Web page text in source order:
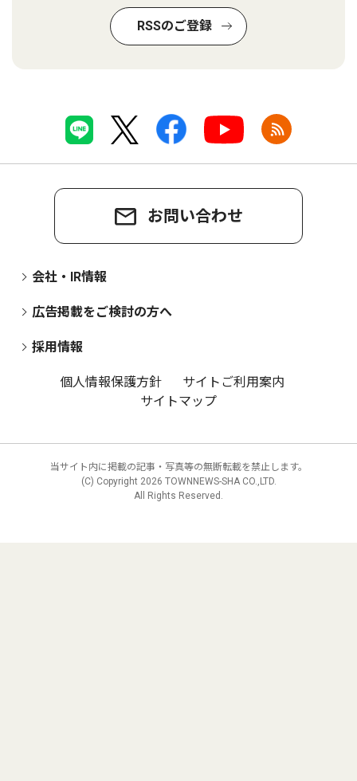
RSSのご登録
お問い合わせ
会社・IR情報
広告掲載をご検討の方へ
採用情報
個人情報保護方針
サイトご利用案内
サイトマップ
当サイト内に掲載の記事・写真等の無断転載を禁止します。
(C) Copyright 2026 TOWNNEWS-SHA CO.,LTD.
All Rights Reserved.